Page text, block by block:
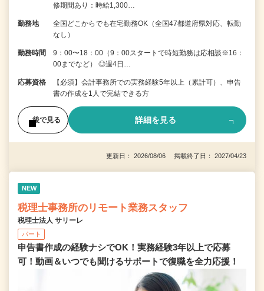
修期間あり：時給1,300…
勤務地
全国どこからでも在宅勤務OK（全国47都道府県対応、転勤
なし）
勤務時間
9：00〜18：00（9：00スタートで時短勤務は応相談※16：
00までなど） ◎週4日…
応募資格
【必須】会計事務所での実務経験5年以上（累計可）、申告
書の作成を1人で完結できる方
後で見る 詳細を見る
更新日： 2026/08/06 掲載終了日： 2027/04/23
NEW
税理士事務所のリモート業務スタッフ
税理士法人 サリーレ
パート
申告書作成の経験ナシでOK！実務経験3年以上で応募
可！動画＆いつでも聞けるサポートで復職を全⼒応援！